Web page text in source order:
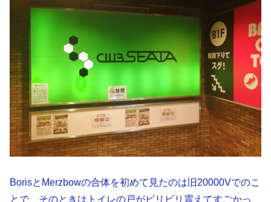
BorisとMerzbowの合体を初めて見たのは旧20000Vでのこ
とで、そのときはトイレの戸がビリビリ震えてすごかっ